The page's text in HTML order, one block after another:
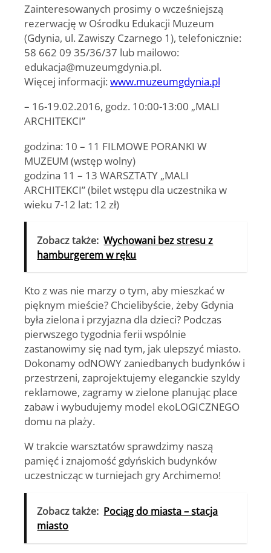
Zainteresowanych prosimy o wcześniejszą
rezerwację w Ośrodku Edukacji Muzeum
(Gdynia, ul. Zawiszy Czarnego 1), telefonicznie:
58 662 09 35/36/37 lub mailowo:
edukacja@muzeumgdynia.pl.
Więcej informacji: www.muzeumgdynia.pl
– 16-19.02.2016, godz. 10:00-13:00 „MALI
ARCHITEKCI”
godzina: 10 – 11 FILMOWE PORANKI W
MUZEUM (wstęp wolny)
godzina 11 – 13 WARSZTATY „MALI
ARCHITEKCI” (bilet wstępu dla uczestnika w
wieku 7-12 lat: 12 zł)
Zobacz także: Wychowani bez stresu z
hamburgerem w ręku
Kto z was nie marzy o tym, aby mieszkać w
pięknym mieście? Chcielibyście, żeby Gdynia
była zielona i przyjazna dla dzieci? Podczas
pierwszego tygodnia ferii wspólnie
zastanowimy się nad tym, jak ulepszyć miasto.
Dokonamy odNOWY zaniedbanych budynków i
przestrzeni, zaprojektujemy eleganckie szyldy
reklamowe, zagramy w zielone planując place
zabaw i wybudujemy model ekoLOGICZNEGO
domu na plaży.
W trakcie warsztatów sprawdzimy naszą
pamięć i znajomość gdyńskich budynków
uczestnicząc w turniejach gry Archimemo!
Zobacz także: Pociąg do miasta – stacja
miasto